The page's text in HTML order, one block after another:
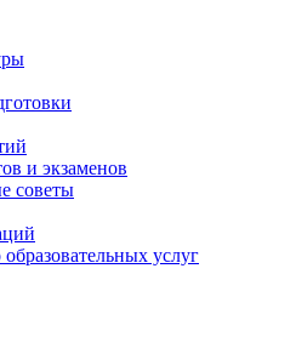
и экзаменов
советы
услуг